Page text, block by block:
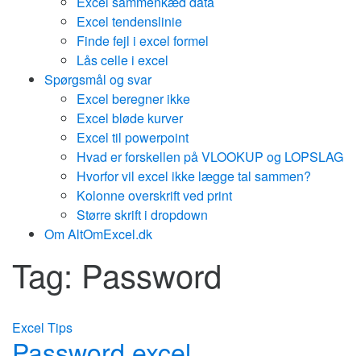
Excel tendenslinie
Finde fejl i excel formel
Lås celle i excel
Spørgsmål og svar
Excel beregner ikke
Excel bløde kurver
Excel til powerpoint
Hvad er forskellen på VLOOKUP og LOPSLAG
Hvorfor vil excel ikke lægge tal sammen?
Kolonne overskrift ved print
Større skrift i dropdown
Om AltOmExcel.dk
Tag: Password
Excel Tips